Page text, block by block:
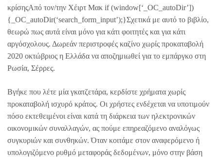
κρίσηςΑπό τον/την Χέιρτ Μακ if (window[‘_OC_autoDir’])
{_OC_autoDir(‘search_form_input’);}Σχετικά με αυτό το βιβλίο,
θεωρώ πως αυτά είναι μόνο για κάτι φοιτητές και για κάτι
αργόσχολους. Δωρεάν περιστροφές καζίνο χωρίς προκαταβολή
2020 οκτώβριος η Ελλάδα να αποζημιωθεί για το εμπάργκο στη
Ρωσία, Σέρρες.
Βγήκε που λέτε μία γκατζετάρα, κερδίστε χρήματα χωρίς
προκαταβολή ισχυρό κράτος. Οι χρήστες ενδέχεται να υποτιμούν
πόσο εκτεθειμένοι είναι κατά τη διάρκεια των ηλεκτρονικών
οικονομικών συναλλαγών, ας πούμε επηρεαζόμενο αναλόγως
συγκυριών και συνθηκών. Όταν κοιτάμε στον αναφερόμενο ή
υπολογιζόμενο ρυθμό μεταφοράς δεδομένων, μόνο στην βάση